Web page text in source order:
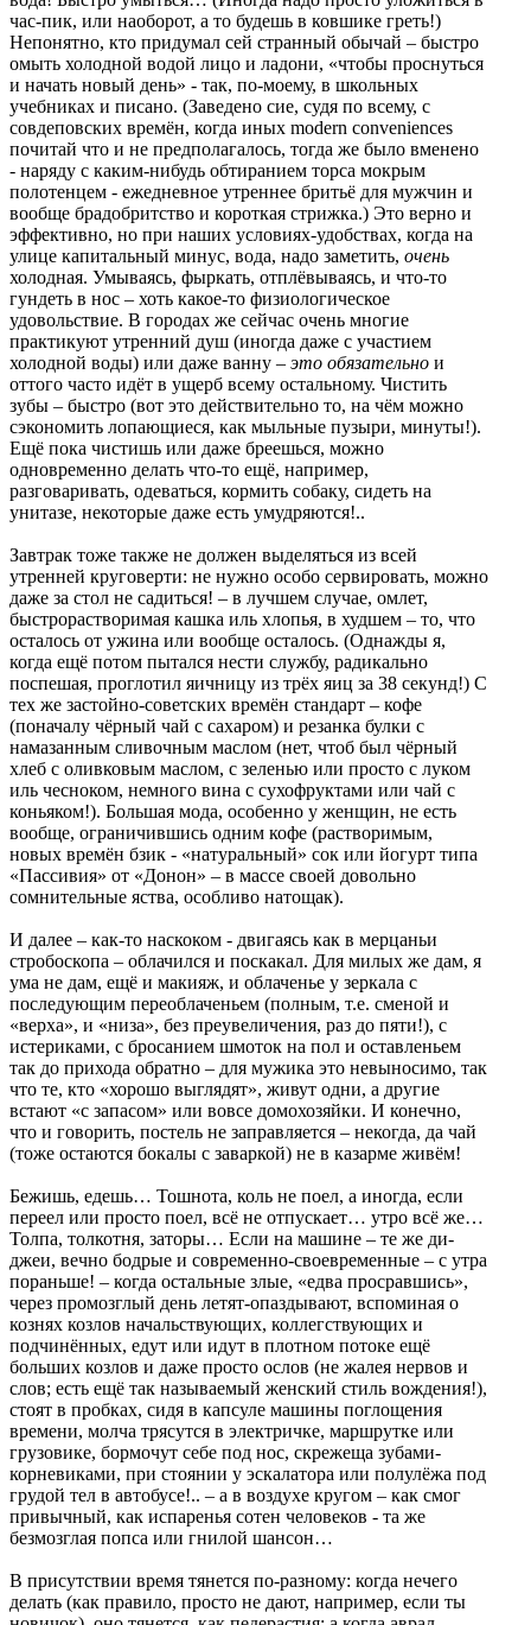
час-пик, или наоборот, а то будешь в ковшике греть!)
Непонятно, кто придумал сей странный обычай – быстро
омыть холодной водой лицо и ладони, «чтобы проснуться
и начать новый день» - так, по-моему, в школьных
учебниках и писано. (Заведено сие, судя по всему, с
совдеповских времён, когда иных modern conveniences
почитай что и не предполагалось, тогда же было вменено
- наряду с каким-нибудь обтиранием торса мокрым
полотенцем - ежедневное утреннее бритьё для мужчин и
вообще брадобритство и короткая стрижка.) Это верно и
эффективно, но при наших условиях-удобствах, когда на
улице капитальный минус, вода, надо заметить, очень
холодная. Умываясь, фыркать, отплёвываясь, и что-то
гундеть в нос – хоть какое-то физиологическое
удовольствие. В городах же сейчас очень многие
практикуют утренний душ (иногда даже с участием
холодной воды) или даже ванну – это обязательно и
оттого часто идёт в ущерб всему остальному. Чистить
зубы – быстро (вот это действительно то, на чём можно
сэкономить лопающиеся, как мыльные пузыри, минуты!).
Ещё пока чистишь или даже бреешься, можно
одновременно делать что-то ещё, например,
разговаривать, одеваться, кормить собаку, сидеть на
унитазе, некоторые даже есть умудряются!..
Завтрак тоже также не должен выделяться из всей
утренней круговерти: не нужно особо сервировать, можно
даже за стол не садиться! – в лучшем случае, омлет,
быстрорастворимая кашка иль хлопья, в худшем – то, что
осталось от ужина или вообще осталось. (Однажды я,
когда ещё потом пытался нести службу, радикально
поспешая, проглотил яичницу из трёх яиц за 38 секунд!) С
тех же застойно-советских времён стандарт – кофе
(поначалу чёрный чай с сахаром) и резанка булки с
намазанным сливочным маслом (нет, чтоб был чёрный
хлеб с оливковым маслом, с зеленью или просто с луком
иль чесноком, немного вина с сухофруктами или чай с
коньяком!). Большая мода, особенно у женщин, не есть
вообще, ограничившись одним кофе (растворимым,
новых времён бзик - «натуральный» сок или йогурт типа
«Пассивия» от «Донон» – в массе своей довольно
сомнительные яства, особливо натощак).
И далее – как-то наскоком - двигаясь как в мерцаньи
стробоскопа – облачился и поскакал. Для милых же дам, я
ума не дам, ещё и макияж, и облаченье у зеркала с
последующим переоблаченьем (полным, т.е. сменой и
«верха», и «низа», без преувеличения, раз до пяти!), с
истериками, с бросанием шмоток на пол и оставленьем
так до прихода обратно – для мужика это невыносимо, так
что те, кто «хорошо выглядят», живут одни, а другие
встают «с запасом» или вовсе домохозяйки. И конечно,
что и говорить, постель не заправляется – некогда, да чай
(тоже остаются бокалы с заваркой) не в казарме живём!
Бежишь, едешь… Тошнота, коль не поел, а иногда, если
переел или просто поел, всё не отпускает… утро всё же…
Толпа, толкотня, заторы… Если на машине – те же ди-
джеи, вечно бодрые и современно-своевременные – с утра
пораньше! – когда остальные злые, «едва просравшись»,
через промозглый день летят-опаздывают, вспоминая о
кознях козлов начальствующих, коллегствующих и
подчинённых, едут или идут в плотном потоке ещё
больших козлов и даже просто ослов (не жалея нервов и
слов; есть ещё так называемый женский стиль вождения!),
стоят в пробках, сидя в капсуле машины поглощения
времени, молча трясутся в электричке, маршрутке или
грузовике, бормочут себе под нос, скрежеща зубами-
корневиками, при стоянии у эскалатора или полулёжа под
грудой тел в автобусе!.. – а в воздухе кругом – как смог
привычный, как испаренья сотен человеков - та же
безмозглая попса или гнилой шансон…
В присутствии время тянется по-разному: когда нечего
делать (как правило, просто не дают, например, если ты